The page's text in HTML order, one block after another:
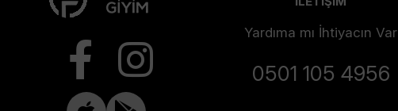
Yardıma mı İhtiyacın Var
0501 105 4956